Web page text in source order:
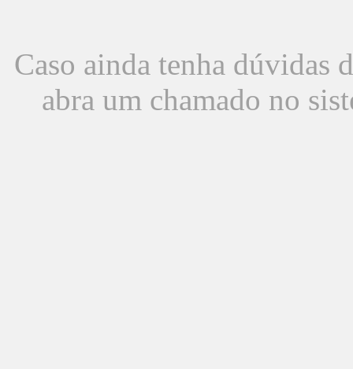
Caso ainda tenha dúvidas
abra um chamado no